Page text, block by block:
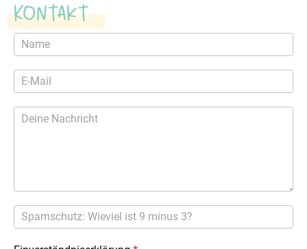
Kontakt
Kontaktformular